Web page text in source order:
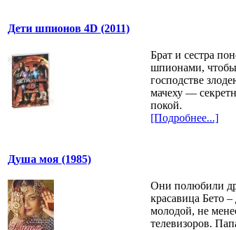
Дети шпионов 4D (2011)
Брат и сестра
шпионами,
господстве
мачеху —
покой.
[Подробнее...]
Душа моя (1985)
Они полюбили
красавица Бето
молодой, не
телевизоров.